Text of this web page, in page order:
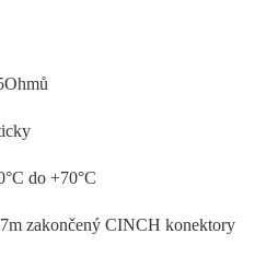
do +70°C
zakončený CINCH konektory